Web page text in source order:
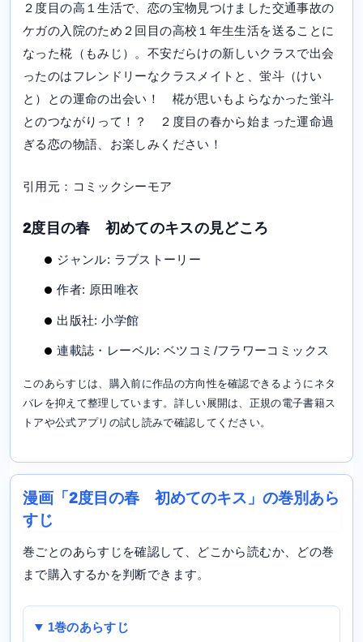
２度目の高１生活で、恋の宝物見つけました交通事故の
ケガの入院のため２回目の高校１年生生活を送ることに
なった椛（もみじ）。不安だらけの新しいクラスで出会
ったのはフレンドリーなクラスメイトと、蛍斗（けい
と）との運命の出会い！ 椛が思いもよらなかった蛍斗
とのつながりって！？ ２度目の春から始まった運命過
ぎる恋の物語、お楽しみください！
引用元：コミックシーモア
2度目の春 初めてのキスの見どころ
ジャンル: ラブストーリー
作者: 原田唯衣
出版社: 小学館
連載誌・レーベル: ベツコミ/フラワーコミックス
このあらすじは、購入前に作品の方向性を確認できるようにネタ
バレを抑えて整理しています。詳しい展開は、正規の電子書籍ス
トアや公式アプリの試し読みで確認してください。
漫画「2度目の春 初めてのキス」の巻別あら
すじ
巻ごとのあらすじを確認して、どこから読むか、どの巻
まで購入するかを判断できます。
1巻のあらすじ